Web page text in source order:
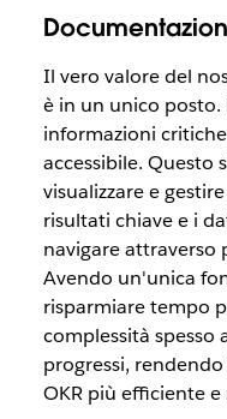
Il vero valore del
è in un unico
informazioni
accessibile. Questo
visualizzare e
risultati chiave e i
navigare attraverso
Avendo un'unica
risparmiare tempo
complessità spesso
progressi,
OKR più efficiente